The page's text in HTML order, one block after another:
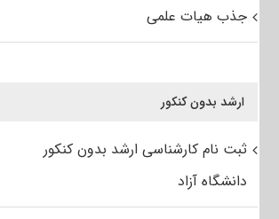
جذب هیات علمی
ارشد بدون کنکور
ثبت نام کارشناسی ارشد بدون کنکور
دانشگاه آزاد